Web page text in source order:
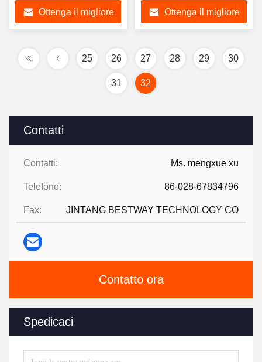
Contatti
Contatti: Ms. mengxue xu
Telefono: 86-028-67834796
Fax: JINTANG BESTWAY TECHNOLOGY CO
Contatto ora
Spedicaci
Ottenga il migliore
idrogenoOttenga il migliore
25 26 27 28 29 30
31 32